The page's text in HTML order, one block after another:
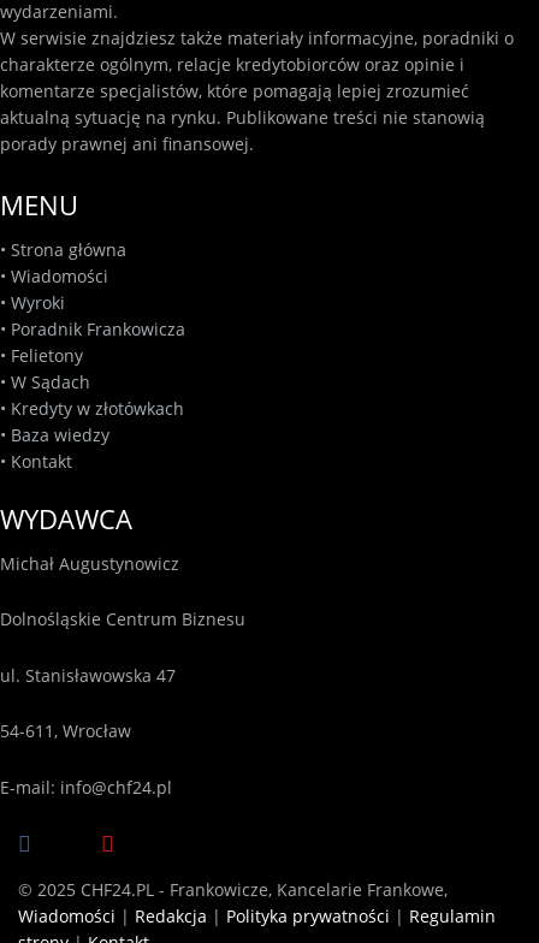
wydarzeniami.
W serwisie znajdziesz także materiały informacyjne, poradniki o
charakterze ogólnym, relacje kredytobiorców oraz opinie i
komentarze specjalistów, które pomagają lepiej zrozumieć
aktualną sytuację na rynku. Publikowane treści nie stanowią
porady prawnej ani finansowej.
MENU
• Strona główna
• Wiadomości
• Wyroki
• Poradnik Frankowicza
• Felietony
• W Sądach
• Kredyty w złotówkach
• Baza wiedzy
• Kontakt
WYDAWCA
Michał Augustynowicz
Dolnośląskie Centrum Biznesu
ul. Stanisławowska 47
54-611, Wrocław
E-mail: info@chf24.pl
© 2025 CHF24.PL - Frankowicze, Kancelarie Frankowe,
Wiadomości | Redakcja | Polityka prywatności | Regulamin